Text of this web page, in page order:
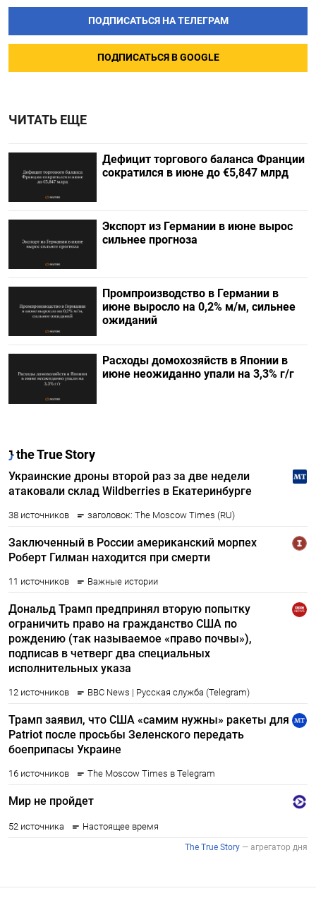
ПОДПИСАТЬСЯ НА ТЕЛЕГРАМ
ПОДПИСАТЬСЯ В GOOGLE
ЧИТАТЬ ЕЩЕ
Дефицит торгового баланса Франции
сократился в июне до €5,847 млрд
Экспорт из Германии в июне вырос
сильнее прогноза
Промпроизводство в Германии в
июне выросло на 0,2%​​​ м/м, сильнее
ожиданий
Расходы домохозяйств в Японии в
июне неожиданно упали на 3,3% г/г